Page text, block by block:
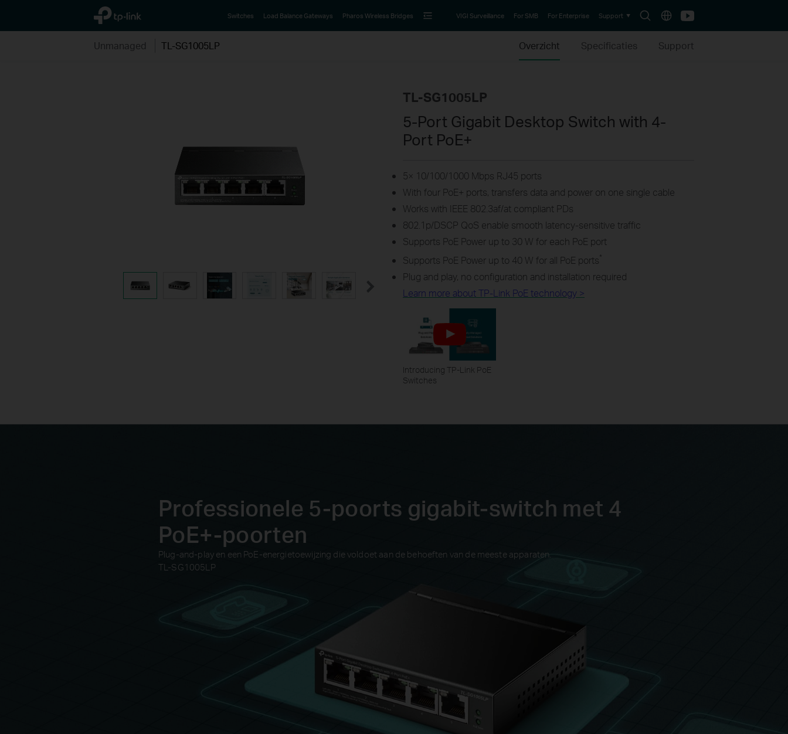
TP-Link, Reliably Smart
SearchChooseYoutube
Switches Load Balance Gateways Pharos Wireless Bridges VIGI Surveillance For SMB For Enterprise Support
Unmanaged TL-SG1005LP Overzicht Specificaties Support
TL-SG1005LP
5-Port Gigabit Desktop Switch with 4-
Port PoE+
5× 10/100/1000 Mbps RJ45 ports
With four PoE+ ports, transfers data and power on one single cable
Works with IEEE 802.3af/at compliant PDs
802.1p/DSCP QoS enable smooth latency-sensitive traffic
Supports PoE Power up to 30 W for each PoE port
Supports PoE Power up to 40 W for all PoE ports*
Plug and play, no configuration and installation required
Learn more about TP-Link PoE technology >
Introducing TP-Link PoE
Switches
Professionele 5-poorts gigabit-switch met 4
PoE+-poorten
Plug-and-play en een PoE-energietoewijzing die voldoet aan de behoeften van de meeste apparaten.
TL-SG1005LP